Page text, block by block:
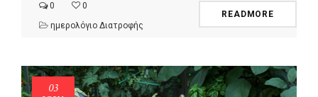
0
0
ημερολόγιο Διατροφής
READMORE
03